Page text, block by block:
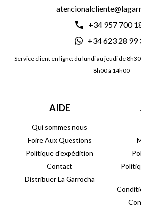
+34 957 700
+34 623 28 99
Service client en ligne: du lundi au jeudi de
8h00 à 14h00
AIDE
Qui sommes nous
Foire Aux Questions
Politique d'expédition
Contact
Distribuer La Garrocha